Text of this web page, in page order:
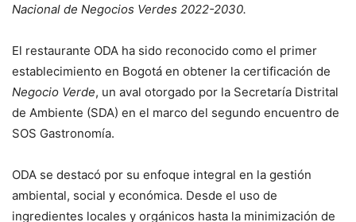
Nacional de Negocios Verdes 2022-2030.
El restaurante ODA ha sido reconocido como el primer
establecimiento en Bogotá en obtener la certificación de
Negocio Verde, un aval otorgado por la Secretaría Distrital
de Ambiente (SDA) en el marco del segundo encuentro de
SOS Gastronomía.
ODA se destacó por su enfoque integral en la gestión
ambiental, social y económica. Desde el uso de
ingredientes locales y orgánicos hasta la minimización de